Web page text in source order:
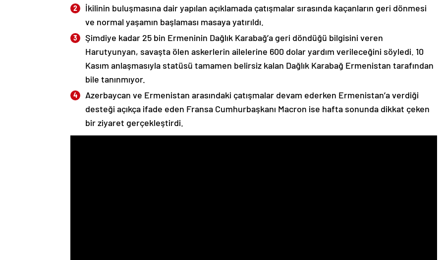
İkilinin buluşmasına dair yapılan açıklamada çatışmalar sırasında kaçanların geri dönmesi
ve normal yaşamın başlaması masaya yatırıldı.
Şimdiye kadar 25 bin Ermeninin Dağlık Karabağ’a geri döndüğü bilgisini veren
Harutyunyan, savaşta ölen askerlerin ailelerine 600 dolar yardım verileceğini söyledi. 10
Kasım anlaşmasıyla statüsü tamamen belirsiz kalan Dağlık Karabağ Ermenistan tarafından
bile tanınmıyor.
Azerbaycan ve Ermenistan arasındaki çatışmalar devam ederken Ermenistan’a verdiği
desteği açıkça ifade eden Fransa Cumhurbaşkanı Macron ise hafta sonunda dikkat çeken
bir ziyaret gerçekleştirdi.